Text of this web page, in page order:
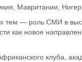
Мавритании,
тем — роль СМИ в
как новое
клуба,